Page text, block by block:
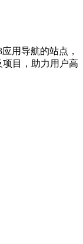
用导航的站点，
目，助力用户高